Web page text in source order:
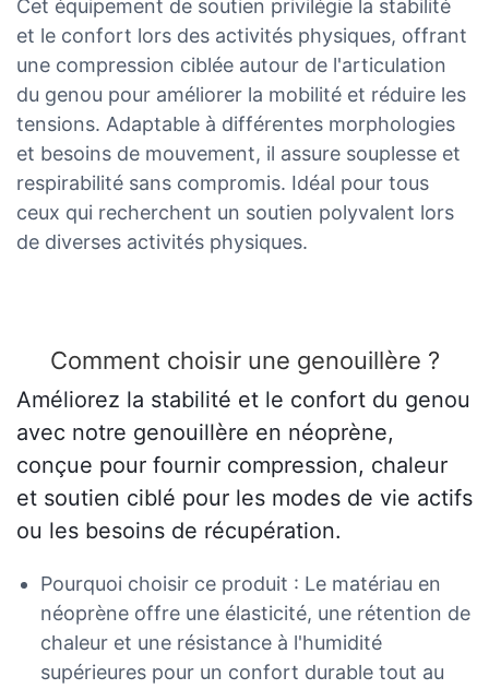
Cet équipement de soutien privilégie la stabilité
et le confort lors des activités physiques, offrant
une compression ciblée autour de l'articulation
du genou pour améliorer la mobilité et réduire les
tensions. Adaptable à différentes morphologies
et besoins de mouvement, il assure souplesse et
respirabilité sans compromis. Idéal pour tous
ceux qui recherchent un soutien polyvalent lors
de diverses activités physiques.
Comment choisir une genouillère ?
Améliorez la stabilité et le confort du genou
avec notre genouillère en néoprène,
conçue pour fournir compression, chaleur
et soutien ciblé pour les modes de vie actifs
ou les besoins de récupération.
Pourquoi choisir ce produit : Le matériau en
néoprène offre une élasticité, une rétention de
chaleur et une résistance à l'humidité
supérieures pour un confort durable tout au